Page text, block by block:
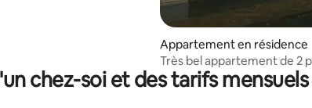
Appartement en résidence
Très bel appartement de 2
dans un immeuble ancien
chez-soi et des tarifs